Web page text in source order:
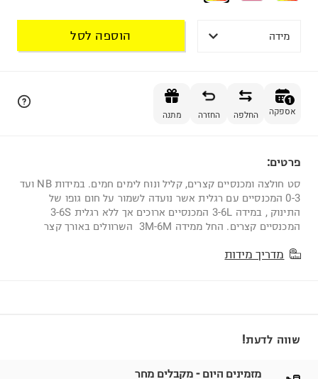
מידה הוספה לסל
1
אספקה החלפה החזרה מתנה
פרטים:
סט חולצה ומכנסיים קצרים, קליל ונוח לימים חמים. במידות NB ועד
0-3 המכנסיים עם רגלית אשר נועדה לשמור על חום גופו של
התינוק , במידה 3-6L המכנסיים ארוכים אך ללא רגלית 3-6S
המכנסיים קצרים. החל ממידה 3M-6M השרוולים באורך קצר
מדריך מידות
שווה לדעת!